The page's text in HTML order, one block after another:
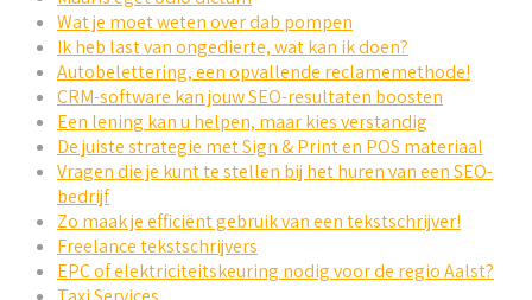
Wat je moet weten over dab pompen
Ik heb last van ongedierte, wat kan ik doen?
Autobelettering, een opvallende reclamemethode!
CRM-software kan jouw SEO-resultaten boosten
Een lening kan u helpen, maar kies verstandig
De juiste strategie met Sign & Print en POS materiaal
Vragen die je kunt te stellen bij het huren van een SEO-
bedrijf
Zo maak je efficiënt gebruik van een tekstschrijver!
Freelance tekstschrijvers
EPC of elektriciteitskeuring nodig voor de regio Aalst?